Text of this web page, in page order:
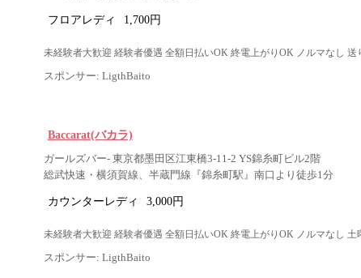
フロアレディ 1,700円
未経験者大歓迎 経験者優遇 全額日払いOK 終電上がりOK ノルマなし
スポンサー: LigthBaito
Baccarat(バカラ)
ガールズバー- 東京都墨田区江東橋3-11-2 YS錦糸町ビル2階
総武快速・横須賀線、半蔵門線『錦糸町駅』南口より徒歩1分
カウンターレディ 3,000円
未経験者大歓迎 経験者優遇 全額日払いOK 終電上がりOK ノルマなし
スポンサー: LigthBaito